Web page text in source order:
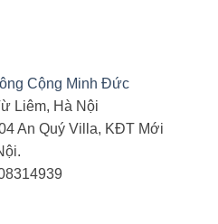
Cộng Minh Đức
Liêm, Hà Nội
An Quý Villa, KĐT Mới